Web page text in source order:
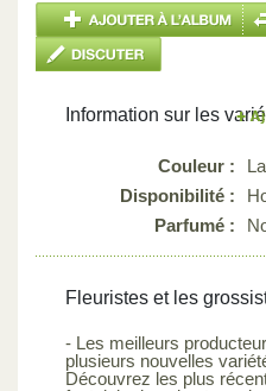
Information sur les
Couleur :
Disponibilité :
Parfumé :
Fleuristes et les
- Les meilleurs
plusieurs nouvelles
Découvrez les plus